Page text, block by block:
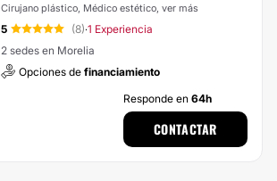
Cirujano plástico, Médico estético, ver más
5 (8)·1 Experiencia
2 sedes en Morelia
Opciones de financiamiento
Responde en 64h
CONTACTAR